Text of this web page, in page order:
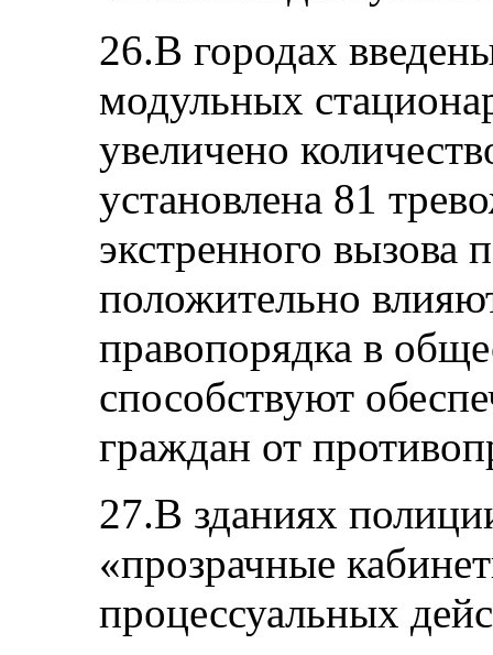
26.В городах
модульных
увеличено
установлена 81
экстренного
положительно
правопорядка в
способствуют
граждан от
27.В зданиях
«прозрачные
процессуальных